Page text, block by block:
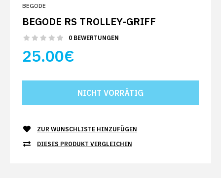
BEGODE
BEGODE RS TROLLEY-GRIFF
0 BEWERTUNGEN
25.00€
ZUR WUNSCHLISTE HINZUFÜGEN
DIESES PRODUKT VERGLEICHEN